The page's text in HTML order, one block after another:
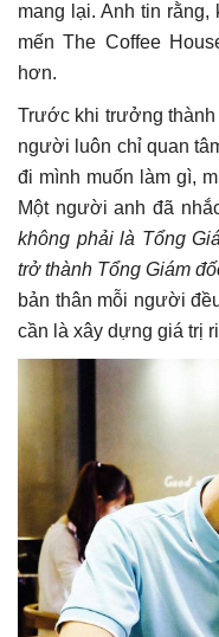
mang lại. Anh tin rằng,
mến The Coffee
hơn.
Trước khi trưởng
người luôn chỉ quan
đi mình muốn làm gì,
Một người anh đã
không phải là Tổng
trở thành Tổng Giám
bản thân mỗi người
cần là xây dựng giá trị